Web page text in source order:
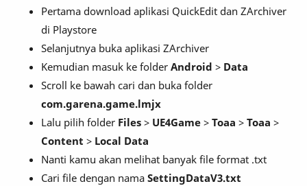
Pertama download aplikasi QuickEdit dan ZArchiver
di Playstore
Selanjutnya buka aplikasi ZArchiver
Kemudian masuk ke folder Android > Data
Scroll ke bawah cari dan buka folder
com.garena.game.lmjx
Lalu pilih folder Files > UE4Game > Toaa > Toaa >
Content > Local Data
Nanti kamu akan melihat banyak file format .txt
Cari file dengan nama SettingDataV3.txt